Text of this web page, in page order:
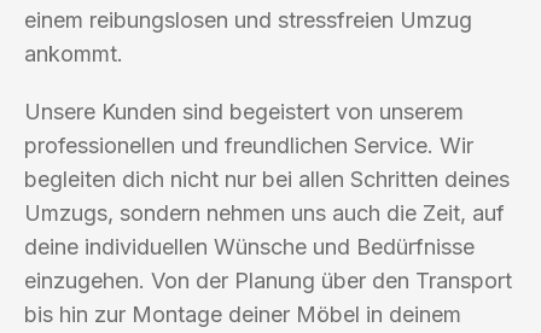
einem reibungslosen und stressfreien Umzug
ankommt.
Unsere Kunden sind begeistert von unserem
professionellen und freundlichen Service. Wir
begleiten dich nicht nur bei allen Schritten deines
Umzugs, sondern nehmen uns auch die Zeit, auf
deine individuellen Wünsche und Bedürfnisse
einzugehen. Von der Planung über den Transport
bis hin zur Montage deiner Möbel in deinem